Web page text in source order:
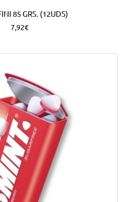
85 GRS. (12UDS)
7,92€